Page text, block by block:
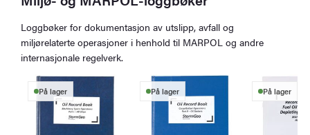
Loggbøker for dokumentasjon av utslipp, avfall og
miljørelaterte operasjoner i henhold til MARPOL og andre
internasjonale regelverk.
På lager På lager På lager